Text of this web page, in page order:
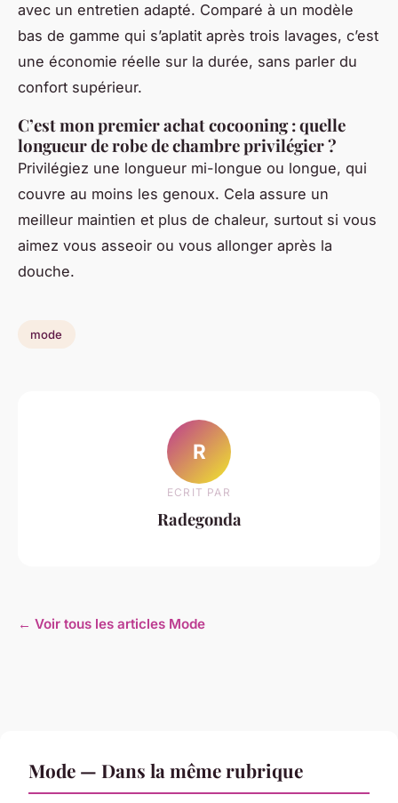
avec un entretien adapté. Comparé à un modèle
bas de gamme qui s’aplatit après trois lavages, c’est
une économie réelle sur la durée, sans parler du
confort supérieur.
C’est mon premier achat cocooning : quelle
longueur de robe de chambre privilégier ?
Privilégiez une longueur mi-longue ou longue, qui
couvre au moins les genoux. Cela assure un
meilleur maintien et plus de chaleur, surtout si vous
aimez vous asseoir ou vous allonger après la
douche.
mode
R
ECRIT PAR
Radegonda
← Voir tous les articles Mode
Mode — Dans la même rubrique